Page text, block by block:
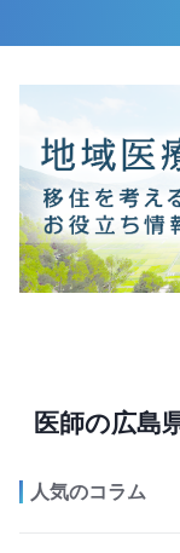
医師の広島
人気のコラム